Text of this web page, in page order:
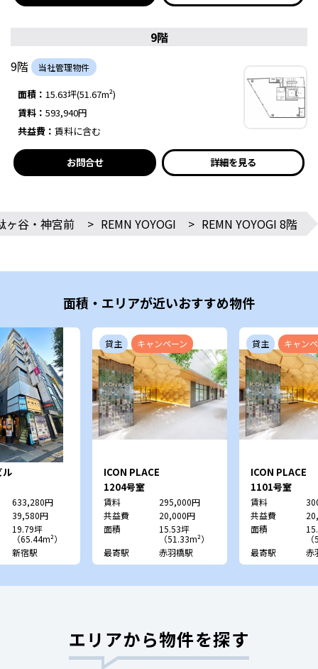
9階
9階
当社管理物件
面積： 15.63坪(51.67m²)
賃料： 593,940円
共益費： 賃料に含む
お問合せ 詳細を見る
ヶ谷・神宮前 > REMN YOYOGI > REMN YOYOGI 8階
面積・エリアが近いおすすめ物件
ル
633,280円
39,580円
19.79坪
（65.44m²）
新宿駅
貸主 キャンペーン
ICON PLACE
SHIBAKOEN
1204号室
賃料
295,000円
共益費
20,000円
面積
15.53坪
（51.33m²）
最寄駅
赤羽橋駅
貸主 キャン
ICON PLACE
SHIBAKOEN
1101号室
賃料
共益費
面積
最寄駅
赤
エリアから物件を探す